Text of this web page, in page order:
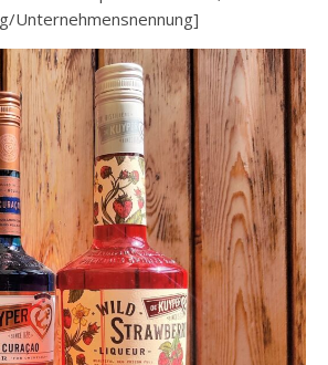
Unternehmensnennung]